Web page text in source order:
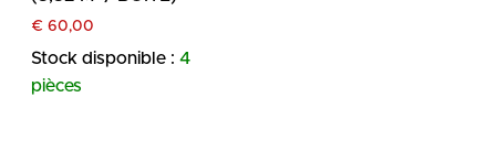
€ 60,00
Stock disponible : 4
pièces